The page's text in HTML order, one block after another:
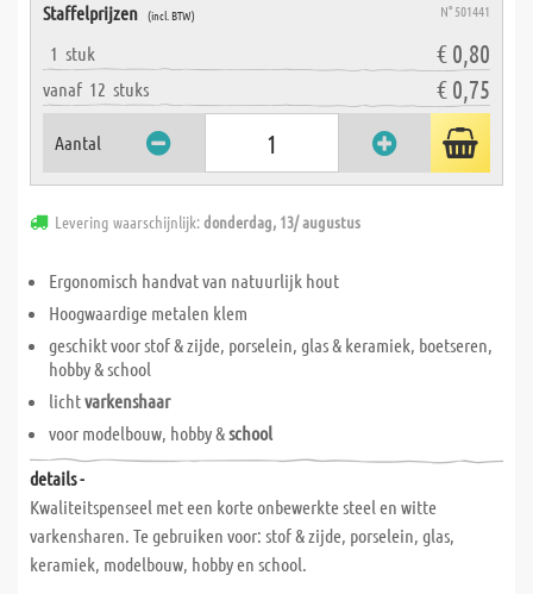
Staffelprijzen (incl. BTW) N° 501441
1 stuk € 0,80
vanaf 12 stuks € 0,75
Aantal
Levering waarschijnlijk:donderdag, 13/ augustus
Ergonomisch handvat van natuurlijk hout
Hoogwaardige metalen klem
geschikt voor stof & zijde, porselein, glas & keramiek, boetseren,
hobby & school
lichtvarkenshaar
voor modelbouw, hobby &school
details -
Kwaliteitspenseel met een korte onbewerkte steel en witte
varkensharen. Te gebruiken voor: stof & zijde, porselein, glas,
keramiek, modelbouw, hobby en school.